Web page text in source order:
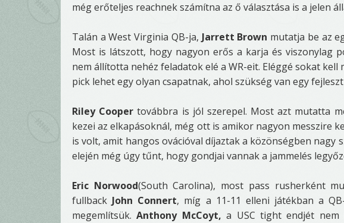
még erőteljes reachnek számítna az ő választása is a jelen
Talán a West Virginia QB-ja, Jarrett Brown mutatja be az
Most is látszott, hogy nagyon erős a karja és viszonylag
nem állította nehéz feladatok elé a WR-eit. Eléggé sokat
pick lehet egy olyan csapatnak, ahol szükség van egy
Riley Cooper továbbra is jól szerepel. Most azt mutatta
kezei az elkapásoknál, még ott is amikor nagyon messzire
is volt, amit hangos ovációval díjaztak a közönségben nagy
elején még úgy tűnt, hogy gondjai vannak a jammelés
Eric Norwood(South Carolina), most pass rusherként
fullback John Connert, míg a 11-11 elleni játékban a
megemlítsük.Anthony McCoyt, a USC tight endjét